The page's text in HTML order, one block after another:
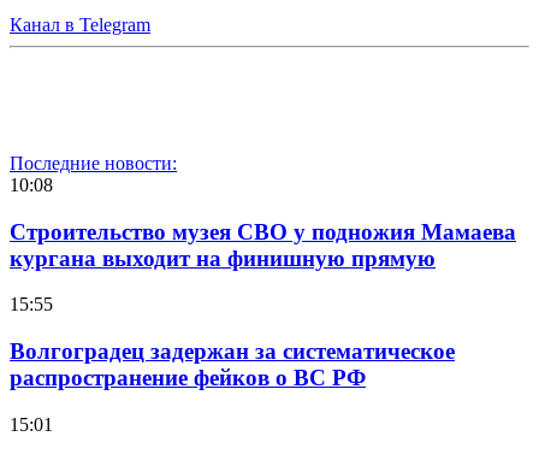
Канал в Telegram
Последние новости:
10:08
Строительство музея СВО у подножия Мамаева
кургана выходит на финишную прямую
15:55
Волгоградец задержан за систематическое
распространение фейков о ВС РФ
15:01